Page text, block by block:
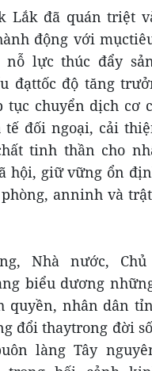
Lắk đã quán triệt
động với
lực thúc đẩy
đạttốc độ tăng
tục chuyển dịch cơ
đối ngoại, cải
tinh thần cho
hội, giữ vững ổn
anninh và
Nhà nước,
biểu dương
quyền, nhân dân
đổi thaytrong đời
làng Tây